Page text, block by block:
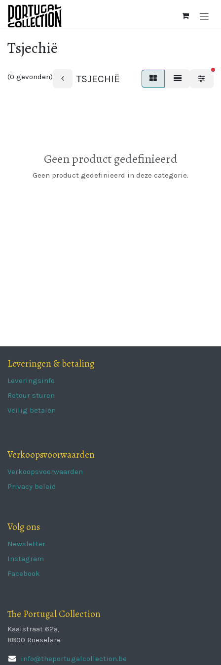
Overslaan naar inhoud
Tsjechië
(0 gevonden) TSJECHIË
Geen product gedefinieerd
Geen product gedefinieerd in deze categorie.
Leveringen & betaling
Leveringsinfo
Retour sturen
Veilig betalen
Verkoopsvoorwaarden
Verkoopsvoorwaarden
Privacy beleid
Volg ons
Newsletter
Instagram
Facebook
The Portugal Collection
Kaaistraat 62a,
8800 Roeselare
info@theportugalcollection.be